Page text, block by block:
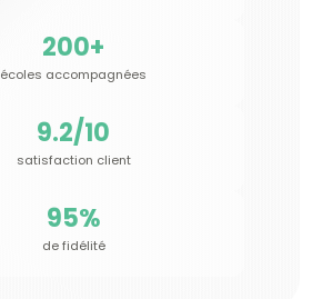
écoles accompagnées
200+
satisfaction client
9.2/10
de fidélité
95%